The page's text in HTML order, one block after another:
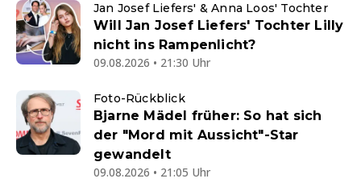
Jan Josef Liefers' & Anna Loos' Tochter
Will Jan Josef Liefers' Tochter Lilly
nicht ins Rampenlicht?
09.08.2026 • 21:30 Uhr
Foto-Rückblick
Bjarne Mädel früher: So hat sich
der "Mord mit Aussicht"-Star
gewandelt
09.08.2026 • 21:05 Uhr